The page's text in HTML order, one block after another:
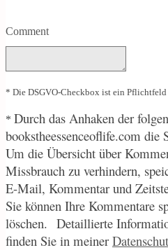
Comment
* Die DSGVO-Checkbox ist ein Pflichtfeld
* Durch das Anhaken der
bookstheessenceoflife.com die
Um die Übersicht über
Missbrauch zu verhindern,
E-Mail, Kommentar und
Sie können Ihre Kommentare
löschen. Detaillierte
finden Sie in meiner